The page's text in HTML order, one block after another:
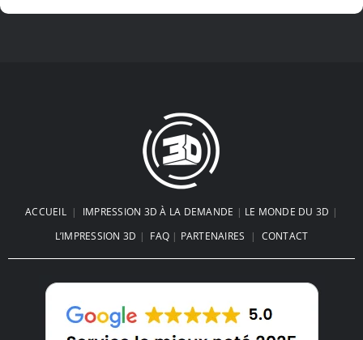
ACCUEIL| IMPRESSION 3D À LA DEMANDE | LE MONDE DU 3D |
L’IMPRESSION 3D | FAQ | PARTENAIRES | CONTACT